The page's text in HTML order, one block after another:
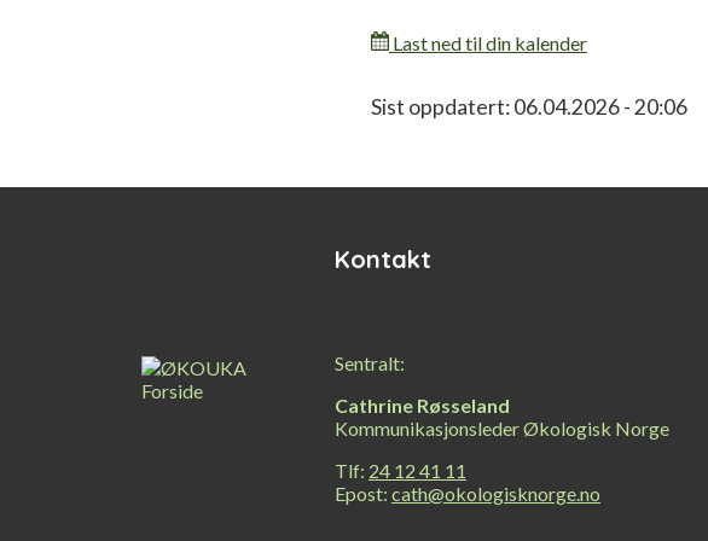
Last ned til din kalender
Relatert
Sist oppdatert: 06.04.2026 - 20:06
Kontakt
Sentralt:
Cathrine Røsseland
Kommunikasjonsleder Økologisk Norge
Tlf: 24 12 41 11
Epost: cath@okologisknorge.no